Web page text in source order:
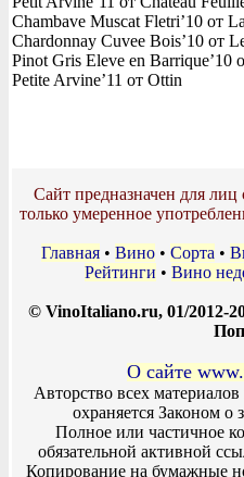
Chambave Muscat Fletri’10 от
Chardonnay Cuvee Bois’10 от
Pinot Gris Eleve en Barrique’10
Petite Arvine’11 от Ottin
Сайт предназначен для
только умеренное
Главная • Вино • Сорта •
Рейтинги • Вино
© VinoItaliano.ru, 01/2012-
О сайте
Авторство всех
охраняется Законом о
Полное или частичное
обязательной активной
Копирование на бумажные